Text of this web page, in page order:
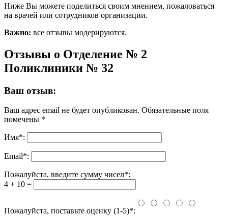
Ниже Вы можете поделиться своим мнением, пожаловаться
на врачей или сотрудников организации.
Важно: все отзывы модерируются.
Отзывы о Отделение № 2
Поликлиники № 32
Ваш отзыв:
Ваш адрес email не будет опубликован. Обязательные поля
помечены *
Имя*:
Email*:
Пожалуйста, введите сумму чисел*:
4 + 10 =
Пожалуйста, поставьте оценку (1-5)*: